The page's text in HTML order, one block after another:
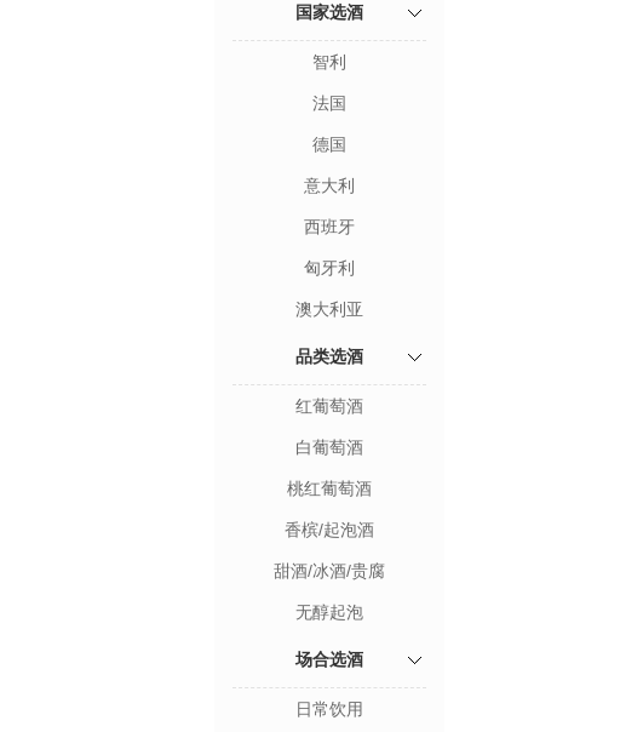
国家选酒
智利
法国
德国
意大利
西班牙
匈牙利
澳大利亚
品类选酒
红葡萄酒
白葡萄酒
桃红葡萄酒
香槟/起泡酒
甜酒/冰酒/贵腐
无醇起泡
场合选酒
日常饮用